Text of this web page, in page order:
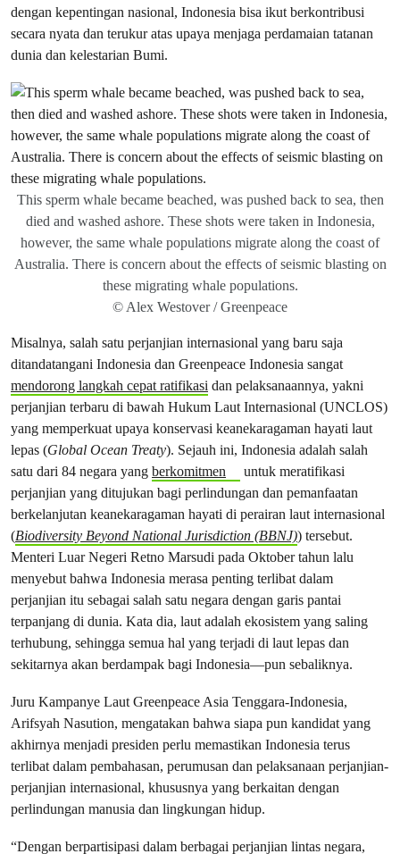
dengan kepentingan nasional, Indonesia bisa ikut berkontribusi
secara nyata dan terukur atas upaya menjaga perdamaian tatanan
dunia dan kelestarian Bumi.
This sperm whale became beached, was pushed back to sea, then
died and washed ashore. These shots were taken in Indonesia,
however, the same whale populations migrate along the coast of
Australia. There is concern about the effects of seismic blasting on
these migrating whale populations.
© Alex Westover / Greenpeace
Misalnya, salah satu perjanjian internasional yang baru saja
ditandatangani Indonesia dan Greenpeace Indonesia sangat
mendorong langkah cepat ratifikasi dan pelaksanaannya, yakni
perjanjian terbaru di bawah Hukum Laut Internasional (UNCLOS)
yang memperkuat upaya konservasi keanekaragaman hayati laut
lepas (Global Ocean Treaty). Sejauh ini, Indonesia adalah salah
satu dari 84 negara yang berkomitmen
untuk meratifikasi
perjanjian yang ditujukan bagi perlindungan dan pemanfaatan
berkelanjutan keanekaragaman hayati di perairan laut internasional
(Biodiversity Beyond National Jurisdiction (BBNJ)) tersebut.
Menteri Luar Negeri Retno Marsudi pada Oktober tahun lalu
menyebut bahwa Indonesia merasa penting terlibat dalam
perjanjian itu sebagai salah satu negara dengan garis pantai
terpanjang di dunia. Kata dia, laut adalah ekosistem yang saling
terhubung, sehingga semua hal yang terjadi di laut lepas dan
sekitarnya akan berdampak bagi Indonesia—pun sebaliknya.
Juru Kampanye Laut Greenpeace Asia Tenggara-Indonesia,
Arifsyah Nasution, mengatakan bahwa siapa pun kandidat yang
akhirnya menjadi presiden perlu memastikan Indonesia terus
terlibat dalam pembahasan, perumusan dan pelaksanaan perjanjian-
perjanjian internasional, khususnya yang berkaitan dengan
perlindungan manusia dan lingkungan hidup.
“Dengan berpartisipasi dalam berbagai perjanjian lintas negara,